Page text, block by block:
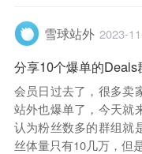
雪球站外 2023-
分享10个爆单的Deals
会员日过去了，很多卖
站外也爆单了，今天就
认为粉丝数多的群组就
丝体量只有10几万，但